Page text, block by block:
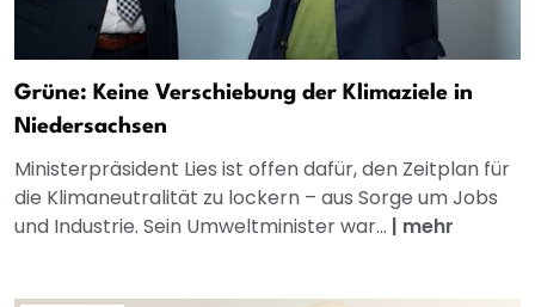
Grüne: Keine Verschiebung der Klimaziele in
Niedersachsen
Ministerpräsident Lies ist offen dafür, den Zeitplan für
die Klimaneutralität zu lockern – aus Sorge um Jobs
und Industrie. Sein Umweltminister war... | mehr